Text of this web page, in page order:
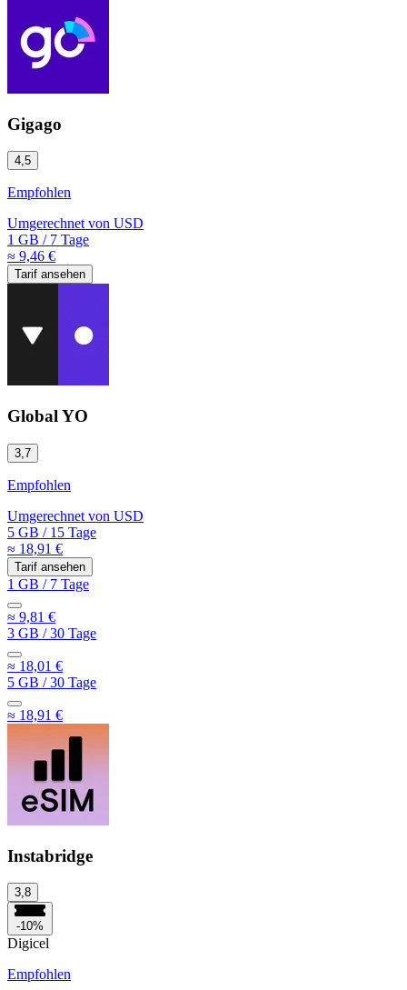
Gigago
4,5
Empfohlen
Umgerechnet von USD
1 GB /7 Tage
≈ 9,46 €
Tarif ansehen
Global YO
3,7
Empfohlen
Umgerechnet von USD
5 GB /15 Tage
≈ 18,91 €
Tarif ansehen
1 GB /7 Tage
≈ 9,81 €
3 GB /30 Tage
≈ 18,01 €
5 GB /30 Tage
≈ 18,91 €
Instabridge
3,8
-10%
Digicel
Empfohlen